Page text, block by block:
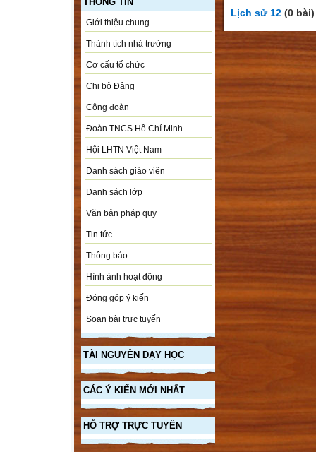
Giới thiệu chung
Thành tích nhà trường
Cơ cấu tổ chức
Chi bộ Đảng
Công đoàn
Đoàn TNCS Hồ Chí Minh
Hội LHTN Việt Nam
Danh sách giáo viên
Danh sách lớp
Văn bản pháp quy
Tin tức
Thông báo
Hình ảnh hoạt động
Đóng góp ý kiến
Soạn bài trực tuyến
TÀI NGUYÊN DẠY HỌC
CÁC Ý KIẾN MỚI NHẤT
HỖ TRỢ TRỰC TUYẾN
Lịch sử 12 (0 bài)